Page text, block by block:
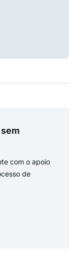
com o apoio
de